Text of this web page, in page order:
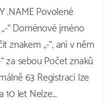
.NAME Povolené
„-“ Doménové jméno
znakem „-“, ani v něm
za sebou Počet znaků
63 Registraci lze
10 let Nelze…